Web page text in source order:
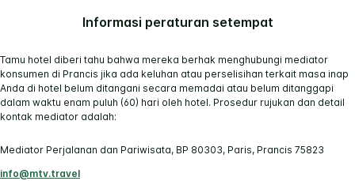
Informasi peraturan setempat
Tamu hotel diberi tahu bahwa mereka berhak menghubungi mediator
konsumen di Prancis jika ada keluhan atau perselisihan terkait masa inap
Anda di hotel belum ditangani secara memadai atau belum ditanggapi
dalam waktu enam puluh (60) hari oleh hotel. Prosedur rujukan dan detail
kontak mediator adalah:
Mediator Perjalanan dan Pariwisata, BP 80303, Paris, Prancis 75823
info@mtv.travel